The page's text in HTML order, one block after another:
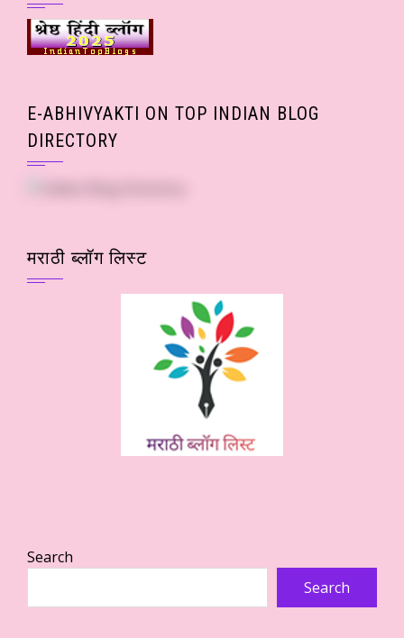
E-ABHIVYAKTI ON TOP INDIAN BLOG
DIRECTORY
मराठी ब्लॉग लिस्ट
Search
Search